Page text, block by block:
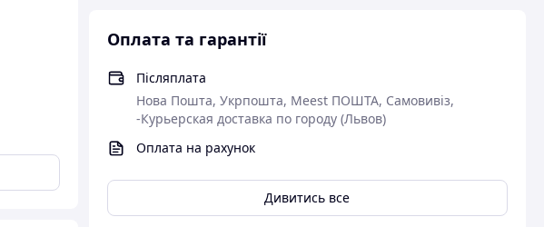
Оплата та гарантії
Післяплата
Нова Пошта, Укрпошта, Meest ПОШТА, Самовивіз,
-Курьерская доставка по городу (Львов)
Оплата на рахунок
Дивитись все